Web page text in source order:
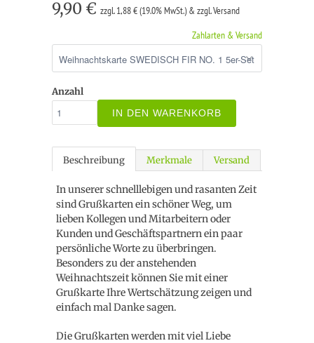
9,90 € zzgl. 1,88 € (19.0% MwSt.) & zzgl. Versand
Zahlarten & Versand
Anzahl
IN DEN WARENKORB
Beschreibung Merkmale Versand
In unserer schnelllebigen und rasanten Zeit
sind Grußkarten ein schöner Weg, um
lieben Kollegen und Mitarbeitern oder
Kunden und Geschäftspartnern ein paar
persönliche Worte zu überbringen.
Besonders zu der anstehenden
Weihnachtszeit können Sie mit einer
Grußkarte Ihre Wertschätzung zeigen und
einfach mal Danke sagen.
Die Grußkarten werden mit viel Liebe